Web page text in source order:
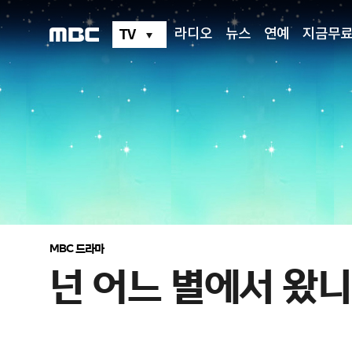
TV 라디오 뉴스 연예 지금무료
넌
어
느
별
에
서
니
MBC 드라마
넌 어느 별에서 왔니